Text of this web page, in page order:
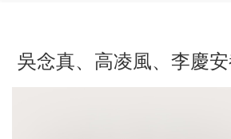
吳念真、高凌風、李慶